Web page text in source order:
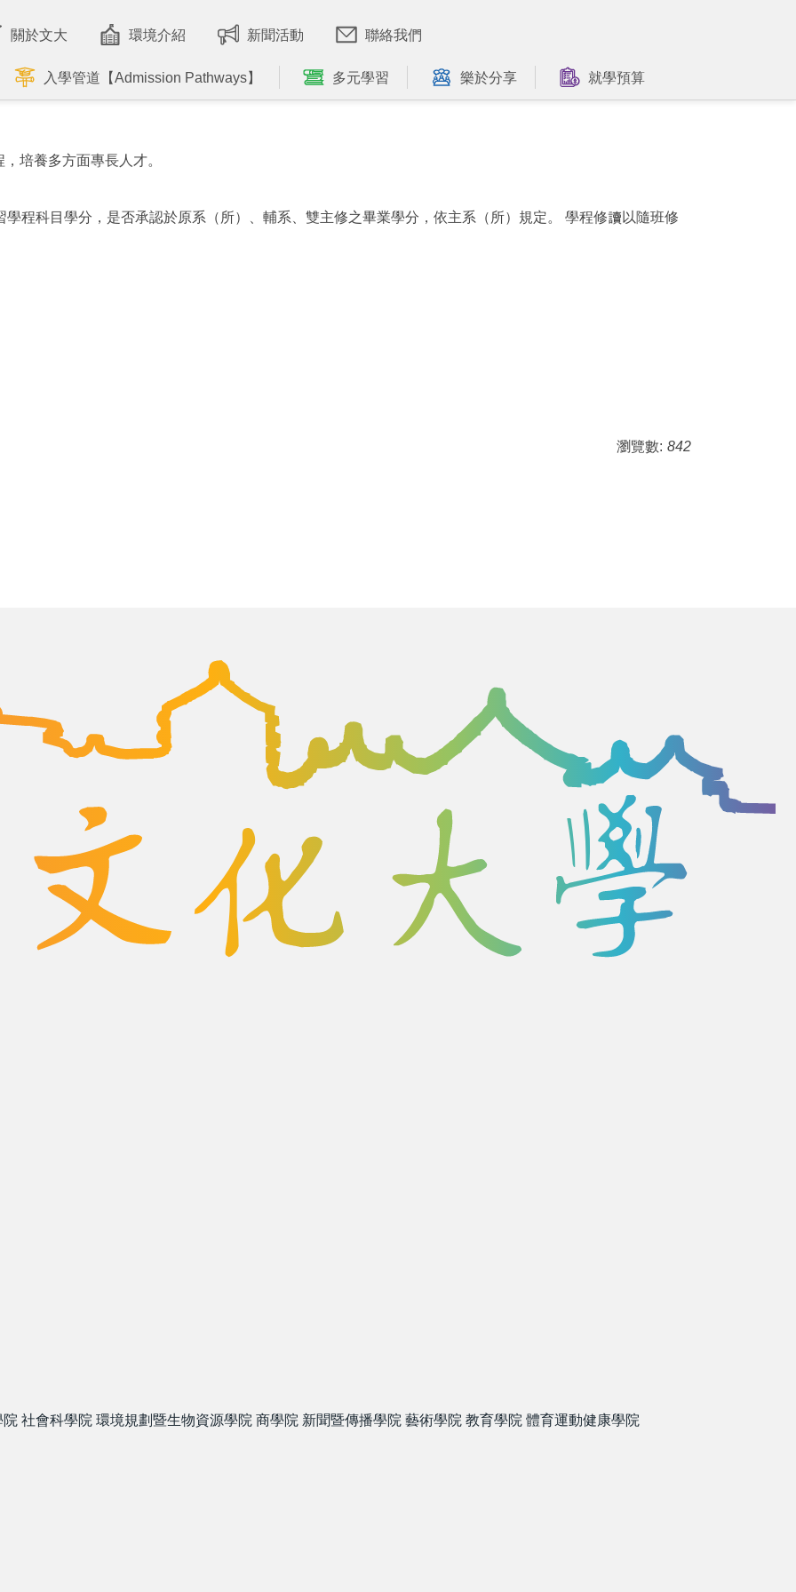
關於文大 環境介紹 新聞活動 聯絡我們
入學管道【Admission Pathways】 多元學習 樂於分享 就學預算
培養多方面專長人才。
程科目學分，是否承認於原系（所）、輔系、雙主修之畢業學分，依主系（所）規定。 學程修讀以隨班修
瀏覽數: 842
院 社會科學院 環境規劃暨生物資源學院 商學院 新聞暨傳播學院 藝術學院 教育學院 體育運動健康學院